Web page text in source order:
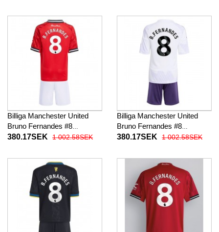
Billiga Manchester United
Bruno Fernandes #8
Barnkläder Hemma
26 Kortärmad (+ Korta byxor)
380.17SEK 1 002.58SEK
Billiga Manchester United
Bruno Fernandes #8
Barnkläder Borta
26 Kortärmad (+ Korta byxor)
380.17SEK 1 002.58SEK